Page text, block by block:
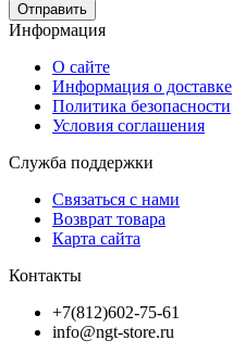
Отправить
Информация
О сайте
Информация о доставке
Политика безопасности
Условия соглашения
Служба поддержки
Связаться с нами
Возврат товара
Карта сайта
Контакты
+7(812)602-75-61
info@ngt-store.ru